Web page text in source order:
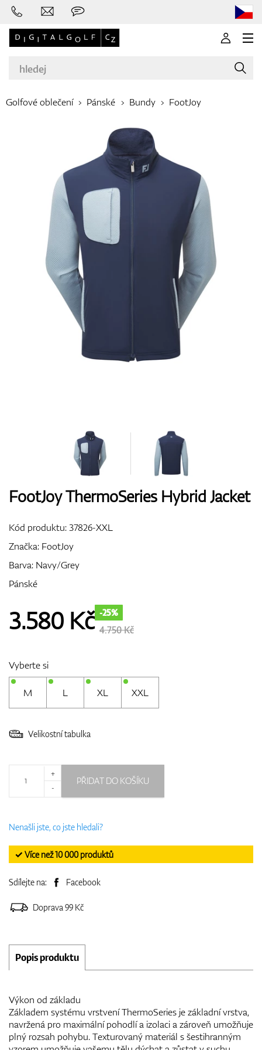
Značky
Golfové hole
Oblečení
Doplňky
Dárkové poukazy
Golfové oblečení Pánské Bundy FootJoy
FootJoy ThermoSeries Hybrid Jacket
Kód produktu:37826-XXL
Značka: FootJoy
Barva: Navy/Grey
Pánské
3.580 Kč -25%
4.750 Kč
Vyberte si
M L XL XXL
Velikostní tabulka
+
-
PŘIDAT DO KOŠÍKU
Nenašli jste, co jste hledali?
✓ Více než 10 000 produktů
Sdílejte na: Facebook
Doprava 99 Kč
Popis produktu
Výkon od základu
Základem systému vrstvení ThermoSeries je základní vrstva,
navržená pro maximální pohodlí a izolaci a zároveň umožňuje
plný rozsah pohybu. Texturovaný materiál s šestihranným